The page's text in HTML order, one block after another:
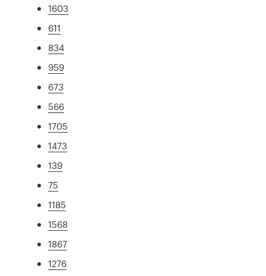
1603
611
834
959
673
566
1705
1473
139
75
1185
1568
1867
1276